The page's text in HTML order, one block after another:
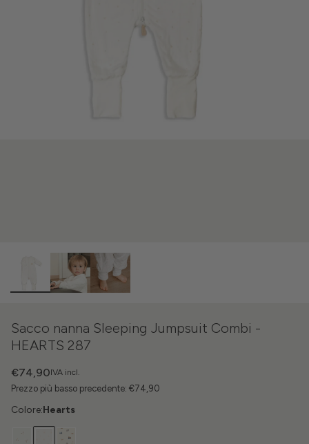
Sacco nanna Sleeping Jumpsuit Combi -
HEARTS 287
IVA incl.
€74,90
Prezzo più basso precedente: €74,90
Colore:Hearts